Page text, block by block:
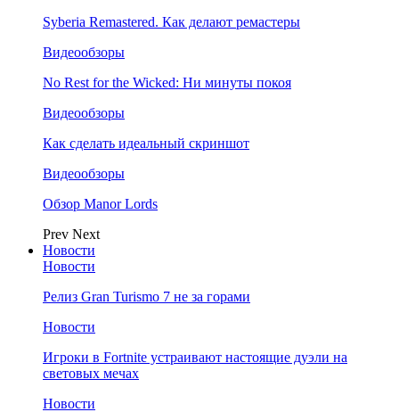
Syberia Remastered. Как делают ремастеры
Видеообзоры
No Rest for the Wicked: Ни минуты покоя
Видеообзоры
Как сделать идеальный скриншот
Видеообзоры
Обзор Manor Lords
Prev Next
Новости
Новости
Релиз Gran Turismo 7 не за горами
Новости
Игроки в Fortnite устраивают настоящие дуэли на
световых мечах
Новости